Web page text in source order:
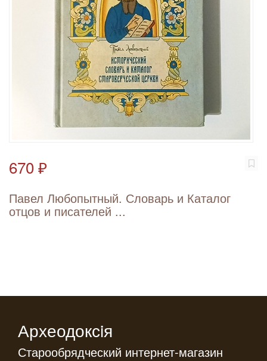
670 ₽
Павел Любопытный. Словарь и Каталог
отцов и писателей ...
Археодоксiя
Старообрядческий интернет-магазин